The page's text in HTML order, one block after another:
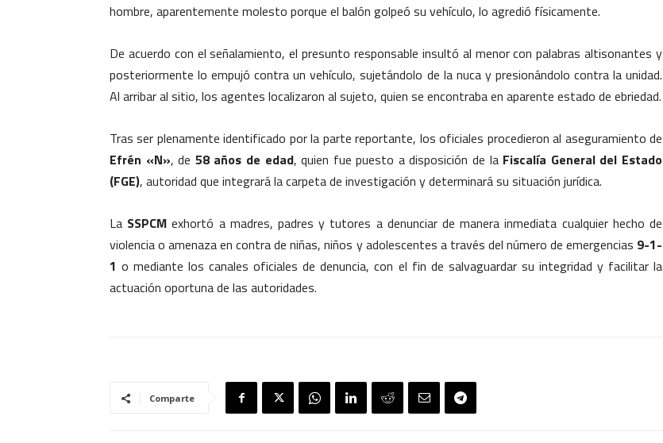
hombre, aparentemente molesto porque el balón golpeó su vehículo, lo agredió físicamente.
De acuerdo con el señalamiento, el presunto responsable insultó al menor con palabras altisonantes y
posteriormente lo empujó contra un vehículo, sujetándolo de la nuca y presionándolo contra la unidad.
Al arribar al sitio, los agentes localizaron al sujeto, quien se encontraba en aparente estado de ebriedad.
Tras ser plenamente identificado por la parte reportante, los oficiales procedieron al aseguramiento de
Efrén «N», de 58 años de edad, quien fue puesto a disposición de la Fiscalía General del Estado
(FGE), autoridad que integrará la carpeta de investigación y determinará su situación jurídica.
La SSPCM exhortó a madres, padres y tutores a denunciar de manera inmediata cualquier hecho de
violencia o amenaza en contra de niñas, niños y adolescentes a través del número de emergencias 9-1-
1 o mediante los canales oficiales de denuncia, con el fin de salvaguardar su integridad y facilitar la
actuación oportuna de las autoridades.
Comparte